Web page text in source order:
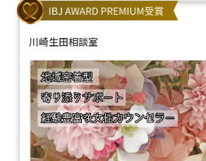
川崎生田相談室